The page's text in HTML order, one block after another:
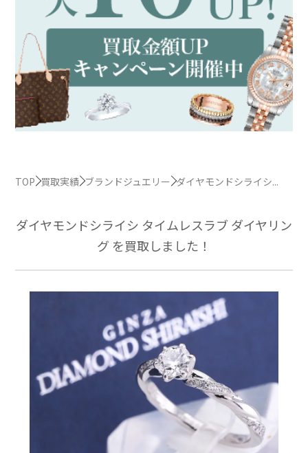
TOP 買取実績 ブランドジュエリー ダイヤモンドシライシ...
ダイヤモンドシライシ タイムレスラブ ダイヤリン
グ を買取しました！